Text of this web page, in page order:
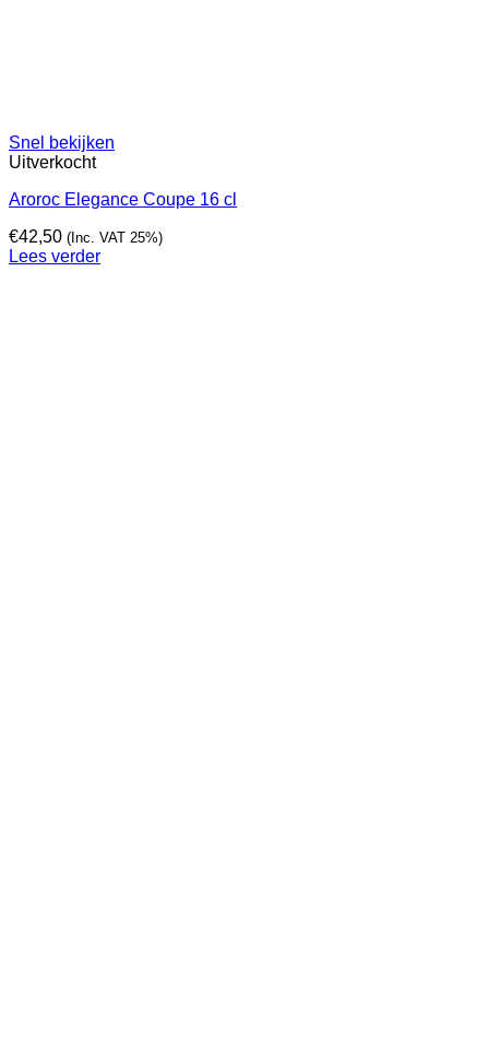
Snel bekijken
Uitverkocht
Aroroc Elegance Coupe 16 cl
€42,50 (Inc. VAT 25%)
Lees verder